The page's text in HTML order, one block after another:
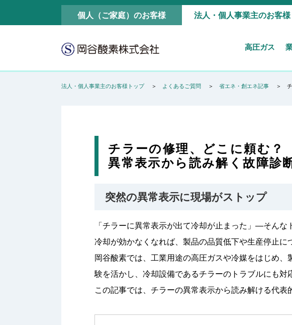
個人（ご家庭）のお客様 法人・個人事業主のお客様
高圧ガス
法人・個人事業主のお客様トップ よくあるご質問 省エネ・創エネ記事
チラーの修理、どこに頼む？
異常表示から読み解く故障診
突然の異常表示に現場がストップ
「チラーに異常表示が出て冷却が止まった」―そんな
冷却が効かなくなれば、製品の品質低下や生産停止に
岡谷酸素では、工業用途の高圧ガスや冷媒をはじめ
験を活かし、冷却設備であるチラーのトラブルにも対
この記事では、チラーの異常表示から読み解ける代